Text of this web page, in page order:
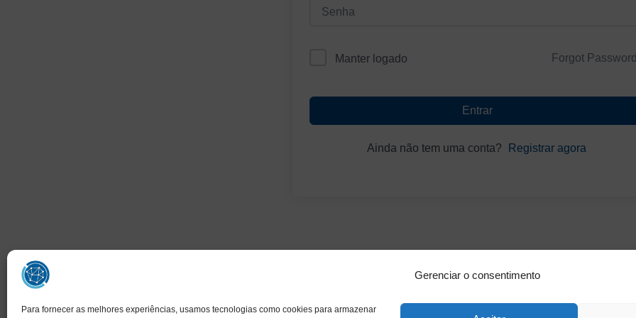
Gerenciar o consentimento
Para fornecer as melhores experiências, usamos tecnologias como cookies para armazenar
Manter logado Forgot
Entrar
Ainda não tem uma conta? Registrar agora